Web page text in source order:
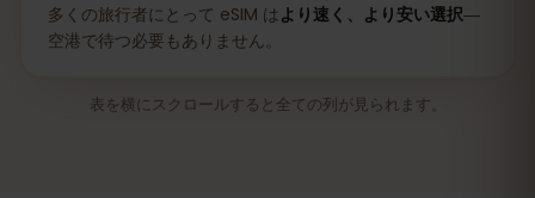
多くの旅行者にとって eSIM は より速く、より安い選択―
空港で待つ必要もありません。
表を横にスクロールすると全ての列が見られます。